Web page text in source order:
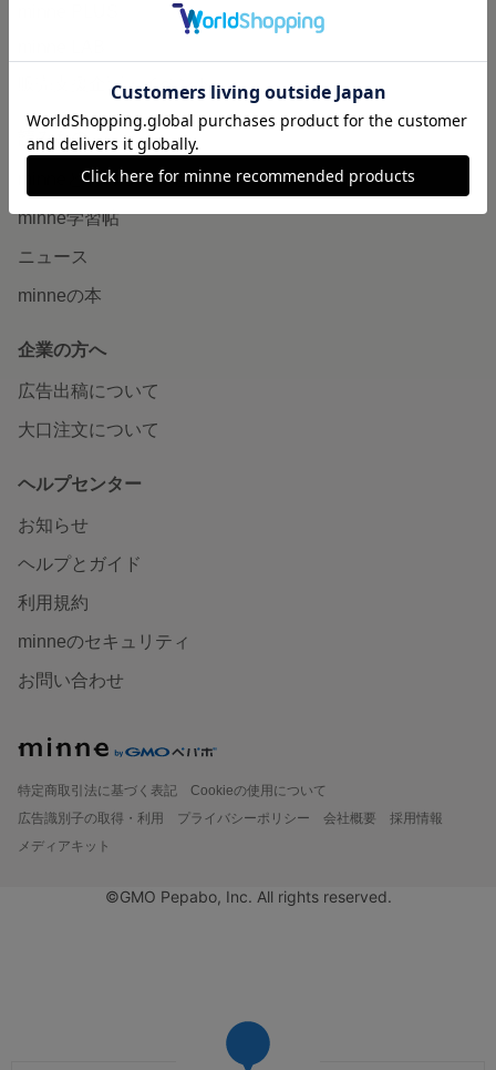
販売支援企画・イベント
読みもの
minneとものづくりと
minne学習帖
ニュース
minneの本
企業の方へ
広告出稿について
大口注文について
ヘルプセンター
お知らせ
ヘルプとガイド
利用規約
minneのセキュリティ
お問い合わせ
特定商取引法に基づく表記
Cookieの使用について
広告識別子の取得・利用
プライバシーポリシー 会社概要
採用情報
メディアキット
©GMO Pepabo, Inc. All rights reserved.